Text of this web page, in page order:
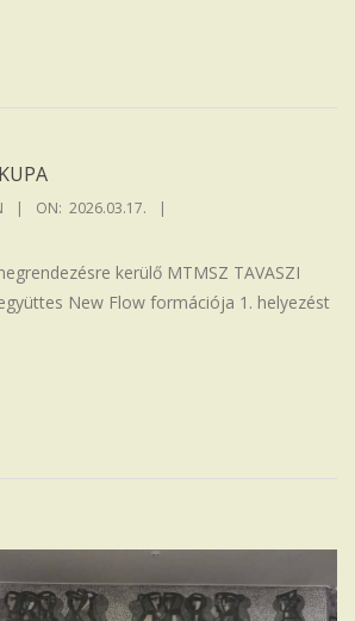
ON: 2026.03.17.
kerülő MTMSZ TAVASZI
New Flow formációja 1. helyezést